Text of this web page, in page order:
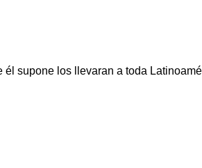
supone los llevaran a toda